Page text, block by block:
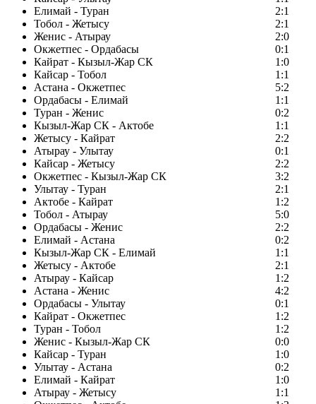
Елимай - Туран
2:1
Тобол - Жетысу
2:1
Женис - Атырау
2:0
Окжетпес - Ордабасы
0:1
Кайрат - Кызыл-Жар СК
1:0
Кайсар - Тобол
1:1
Астана - Окжетпес
5:2
Ордабасы - Елимай
1:1
Туран - Женис
0:2
Кызыл-Жар СК - Актобе
1:1
Жетысу - Кайрат
2:2
Атырау - Улытау
0:1
Кайсар - Жетысу
2:2
Окжетпес - Кызыл-Жар СК
3:2
Улытау - Туран
2:1
Актобе - Кайрат
1:2
Тобол - Атырау
5:0
Ордабасы - Женис
2:2
Елимай - Астана
0:2
Кызыл-Жар СК - Елимай
1:1
Жетысу - Актобе
2:1
Атырау - Кайсар
1:2
Астана - Женис
4:2
Ордабасы - Улытау
0:1
Кайрат - Окжетпес
1:2
Туран - Тобол
1:2
Женис - Кызыл-Жар СК
0:0
Кайсар - Туран
1:0
Улытау - Астана
0:2
Елимай - Кайрат
1:0
Атырау - Жетысу
1:1